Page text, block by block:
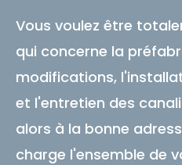
Vous voulez être
qui concerne la
modifications,
et l'entretien des
alors à la bonne
charge l'ensemble de